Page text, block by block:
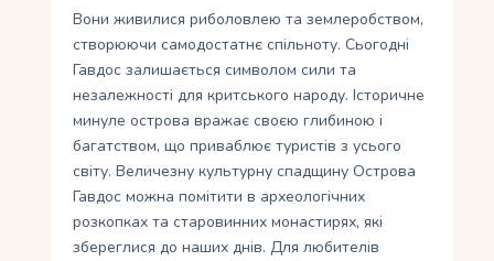
Вони живилися риболовлею та землеробством,
створюючи самодостатнє спільноту. Сьогодні
Гавдос залишається символом сили та
незалежності для критського народу. Історичне
минуле острова вражає своєю глибиною і
багатством, що приваблює туристів з усього
світу. Величезну культурну спадщину Острова
Гавдос можна помітити в археологічних
розкопках та старовинних монастирях, які
збереглися до наших днів. Для любителів